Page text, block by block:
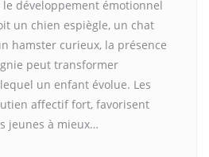
développement émotionnel
un chien espiègle, un chat
hamster curieux, la présence
peut transformer
un enfant évolue. Les
affectif fort, favorisent
jeunes à mieux…